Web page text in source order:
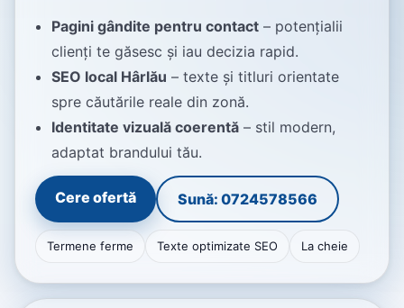
Pagini gândite pentru contact – potențialii
clienți te găsesc și iau decizia rapid.
SEO local Hârlău – texte și titluri orientate
spre căutările reale din zonă.
Identitate vizuală coerentă – stil modern,
adaptat brandului tău.
Cere ofertă Sună: 0724578566
Termene ferme Texte optimizate SEO La cheie